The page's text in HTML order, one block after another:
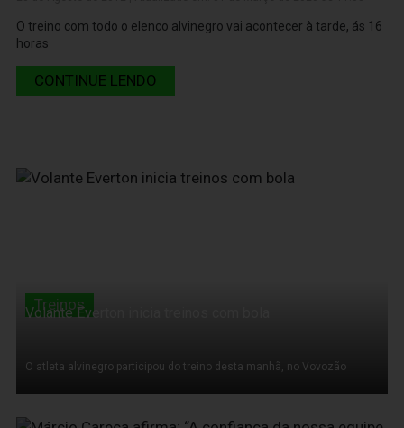
O treino com todo o elenco alvinegro vai acontecer à tarde, ás 16
horas
CONTINUE LENDO
22 de Agosto de 2012
Treinos
Volante Everton inicia treinos com bola
O atleta alvinegro participou do treino desta manhã, no Vovozão